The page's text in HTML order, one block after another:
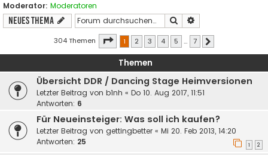
Moderator: Moderatoren
Neues Thema Suche
304 Themen Seite von7
1 2 3 4 5 … 7
Themen
Übersicht DDR / Dancing Stage Heimversionen
Letzter Beitrag von b1nh « Do 10. Aug 2017, 11:51
Antworten: 6
Für Neueinsteiger: Was soll ich kaufen?
Letzter Beitrag von gettingbetter « Mi 20. Feb 2013, 14:20
Antworten: 25 1 2